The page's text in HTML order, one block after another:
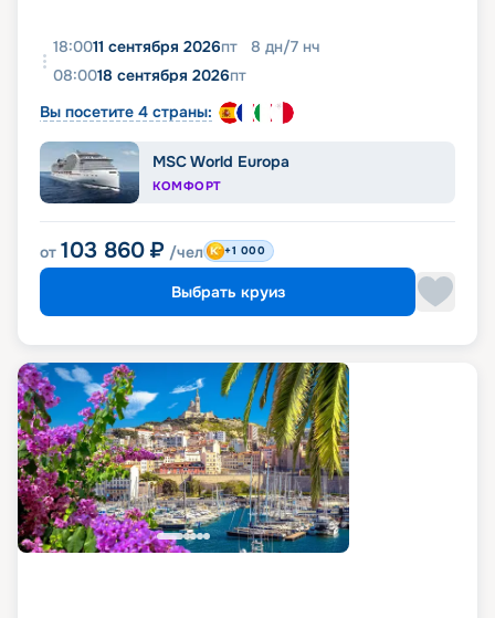
18:0011 сентября 2026пт 8 дн/7 нч
08:0018 сентября 2026пт
Вы посетите 4 страны:
MSC World Europa
КОМФОРТ
от 103 860 ₽ /чел +1 000
Выбрать круиз